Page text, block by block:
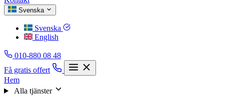
Svenska
Svenska
English
010-880 08 48
Få gratis offert
Hem
Alla tjänster